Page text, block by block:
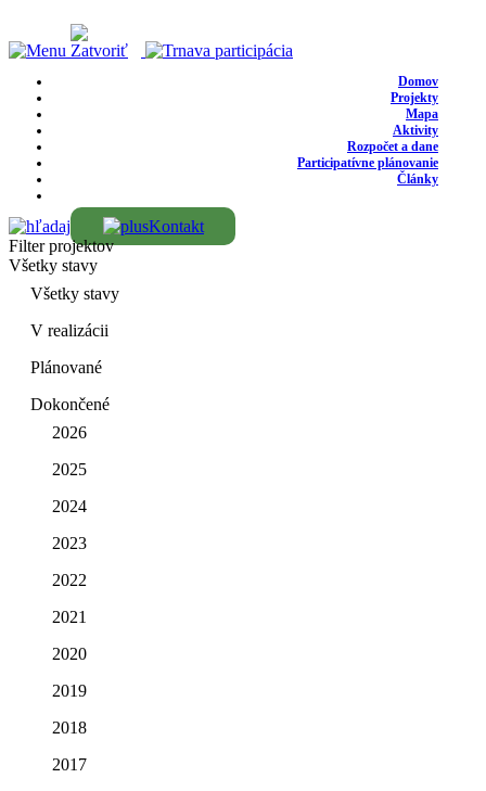
Domov
Projekty
Mapa
Aktivity
Rozpočet a dane
Participatívne plánovanie
Články
Kontakt
Filter projektov
Všetky stavy
Všetky stavy
V realizácii
Plánované
Dokončené
2026
2025
2024
2023
2022
2021
2020
2019
2018
2017